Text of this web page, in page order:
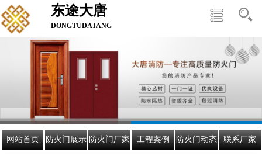
东途大唐
DONGTUDATANG
网站首页 防火门展示 防火门厂家 工程案例 防火门动态 联系厂家